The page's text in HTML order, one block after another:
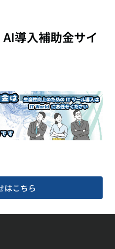
導入補助金サイ
はこちら